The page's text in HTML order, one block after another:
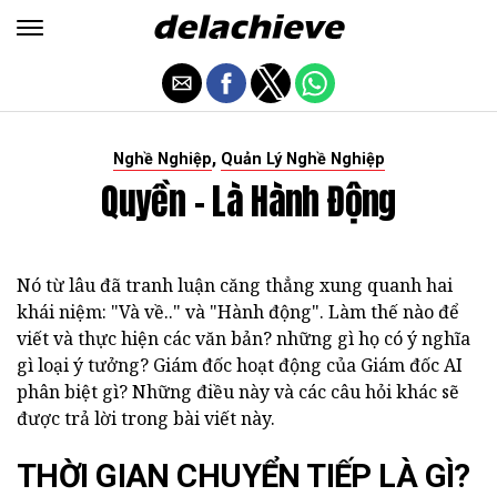
Nghề Nghiệp, Quản Lý Nghề Nghiệp
Quyền - Là Hành Động
Nó từ lâu đã tranh luận căng thẳng xung quanh hai
khái niệm: "Và về.." và "Hành động". Làm thế nào để
viết và thực hiện các văn bản? những gì họ có ý nghĩa
gì loại ý tưởng? Giám đốc hoạt động của Giám đốc AI
phân biệt gì? Những điều này và các câu hỏi khác sẽ
được trả lời trong bài viết này.
THỜI GIAN CHUYỂN TIẾP LÀ GÌ?